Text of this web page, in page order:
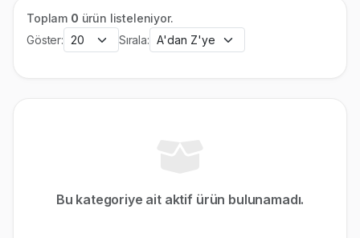
Toplam 0 ürün listeleniyor.
Göster:
Sırala:
Bu kategoriye ait aktif ürün bulunamadı.